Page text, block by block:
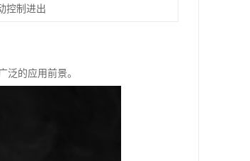
控制进出
泛的应用前景。